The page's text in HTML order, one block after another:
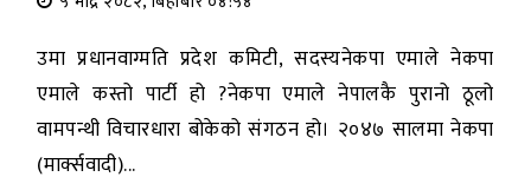
उमा प्रधानवाग्मति प्रदेश कमिटी, सदस्यनेकपा एमाले नेकपा
एमाले कस्तो पार्टी हो ?नेकपा एमाले नेपालकै पुरानो ठूलो
वामपन्थी विचारधारा बोकेको संगठन हो। २०४७ सालमा नेकपा
(मार्क्सवादी)...